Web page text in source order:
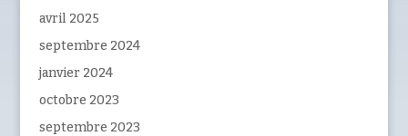
avril 2025
septembre 2024
janvier 2024
octobre 2023
septembre 2023